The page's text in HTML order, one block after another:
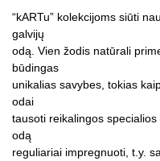
“kARTu” kolekcijoms siūti
galvijų
odą. Vien žodis natūrali
būdingas
unikalias savybes, tokias
odai
tausoti reikalingos
odą
reguliariai impregnuoti, t.y.